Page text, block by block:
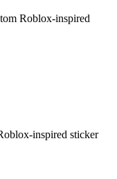
Roblox-inspired
inspired sticker